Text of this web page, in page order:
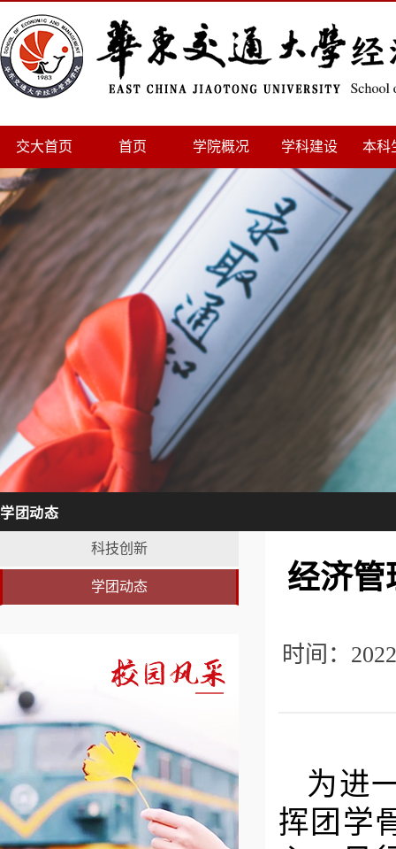
交大首页 首页 学院概况 学科建设 本科
学团动态
科技创新
学团动态 经济管
时间：
为进
挥团学